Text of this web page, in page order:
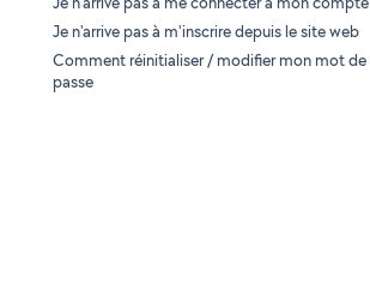
Je n'arrive pas à m'inscrire depuis le site web
Comment réinitialiser / modifier mon mot de
passe